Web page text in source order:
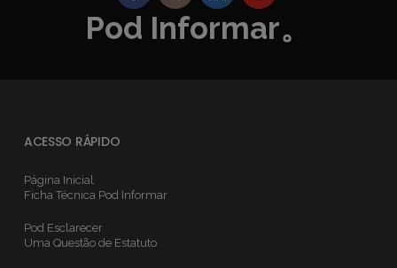
Pod Informar。
ACESSO RÁPIDO
Página Inicial
Ficha TécnicaPod Informar
Pod Esclarecer
Uma Questão de Estatuto